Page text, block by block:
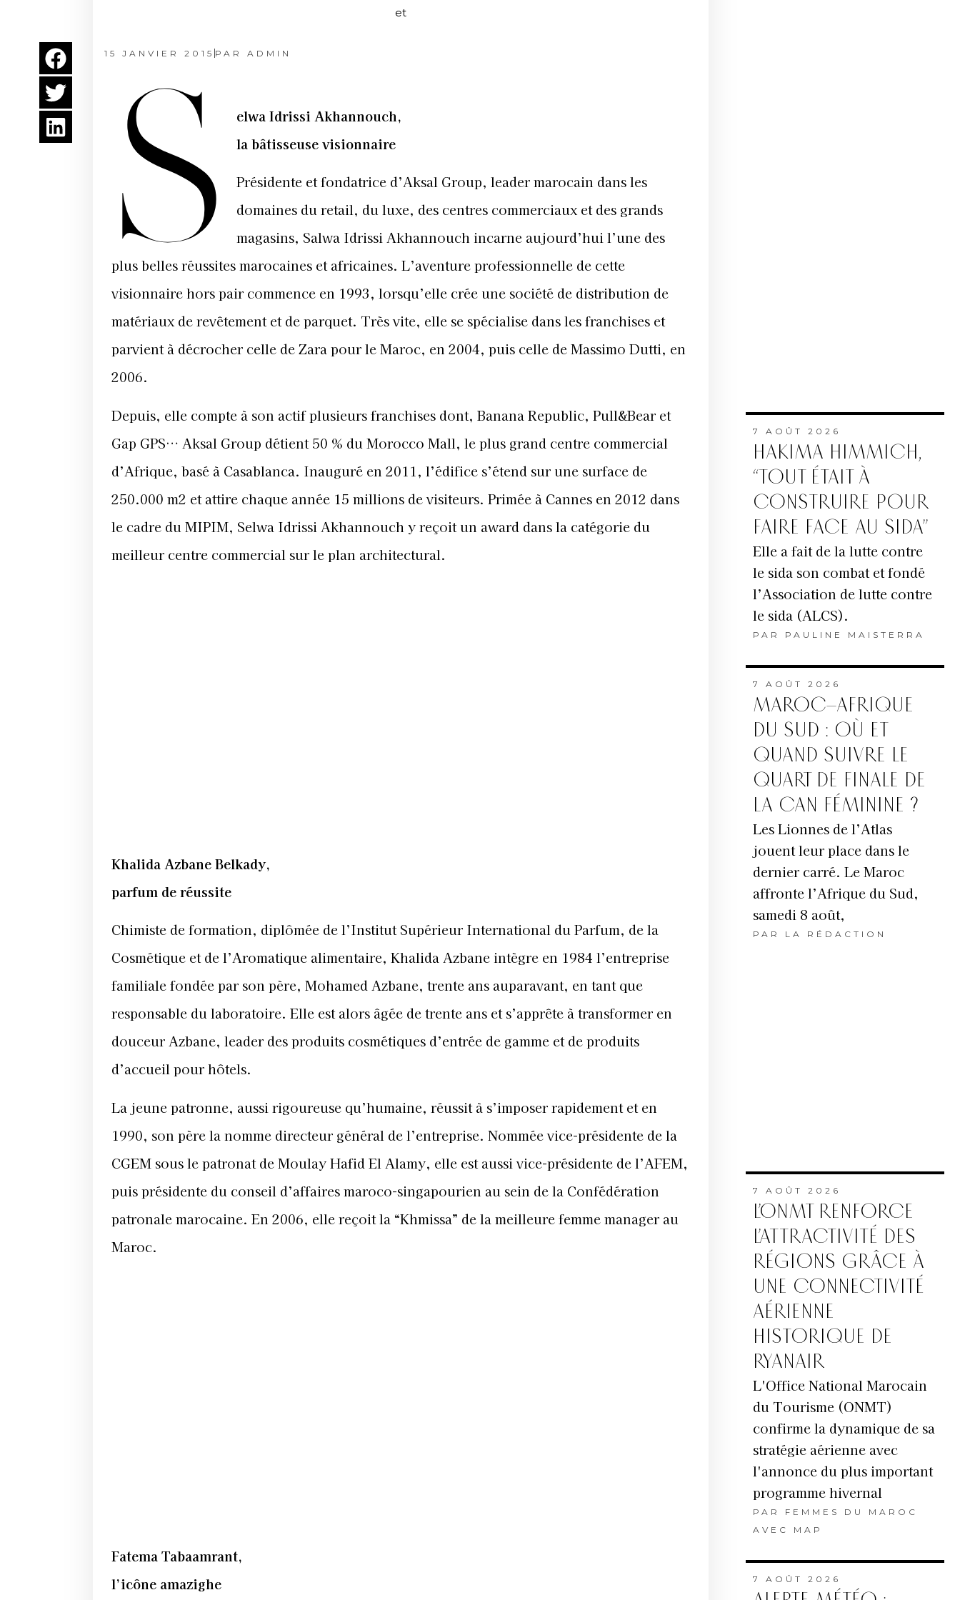
et
15 JANVIER 2015 PAR ADMIN
S
elwa Idrissi Akhannouch,
la bâtisseuse visionnaire
Présidente et fondatrice d’Aksal Group, leader marocain dans les
domaines du retail, du luxe, des centres commerciaux et des grands
magasins, Salwa Idrissi Akhannouch incarne aujourd’hui l’une des
plus belles réussites marocaines et africaines. L’aventure professionnelle de cette
visionnaire hors pair commence en 1993, lorsqu’elle crée une société de distribution de
matériaux de revêtement et de parquet. Très vite, elle se spécialise dans les franchises et
parvient à décrocher celle de Zara pour le Maroc, en 2004, puis celle de Massimo Dutti, en
2006.
Depuis, elle compte à son actif plusieurs franchises dont, Banana Republic, Pull&Bear et
Gap GPS… Aksal Group détient 50 % du Morocco Mall, le plus grand centre commercial
d’Afrique, basé à Casablanca. Inauguré en 2011, l’édifice s’étend sur une surface de
250.000 m2 et attire chaque année 15 millions de visiteurs. Primée à Cannes en 2012 dans
le cadre du MIPIM, Selwa Idrissi Akhannouch y reçoit un award dans la catégorie du
meilleur centre commercial sur le plan architectural.
Khalida Azbane Belkady,
parfum de réussite
Chimiste de formation, diplômée de l’Institut Supérieur International du Parfum, de la
Cosmétique et de l’Aromatique alimentaire, Khalida Azbane intègre en 1984 l’entreprise
familiale fondée par son père, Mohamed Azbane, trente ans auparavant, en tant que
responsable du laboratoire. Elle est alors âgée de trente ans et s’apprête à transformer en
douceur Azbane, leader des produits cosmétiques d’entrée de gamme et de produits
d’accueil pour hôtels.
La jeune patronne, aussi rigoureuse qu’humaine, réussit à s’imposer rapidement et en
1990, son père la nomme directeur général de l’entreprise. Nommée vice-présidente de la
CGEM sous le patronat de Moulay Hafid El Alamy, elle est aussi vice-présidente de l’AFEM,
puis présidente du conseil d’affaires maroco-singapourien au sein de la Confédération
patronale marocaine. En 2006, elle reçoit la “Khmissa” de la meilleure femme manager au
Maroc.
Fatema Tabaamrant,
l’icône amazighe
7 AOÛT 2026
HAKIMA HIMMICH,
“TOUT ÉTAIT À
CONSTRUIRE POUR
FAIRE FACE AU SIDA”
Elle a fait de la lutte contre
le sida son combat et fondé
l’Association de lutte contre
le sida (ALCS).
PAR PAULINE MAISTERRA
7 AOÛT 2026
MAROC–AFRIQUE
DU SUD : OÙ ET
QUAND SUIVRE LE
QUART DE FINALE DE
LA CAN FÉMININE ?
Les Lionnes de l’Atlas
jouent leur place dans le
dernier carré. Le Maroc
affronte l’Afrique du Sud,
samedi 8 août,
PAR LA RÉDACTION
7 AOÛT 2026
L’ONMT RENFORCE
L’ATTRACTIVITÉ DES
RÉGIONS GRÂCE À
UNE CONNECTIVITÉ
AÉRIENNE
HISTORIQUE DE
RYANAIR
L'Office National Marocain
du Tourisme (ONMT)
confirme la dynamique de sa
stratégie aérienne avec
l'annonce du plus important
programme hivernal
PAR FEMMES DU MAROC
AVEC MAP
7 AOÛT 2026